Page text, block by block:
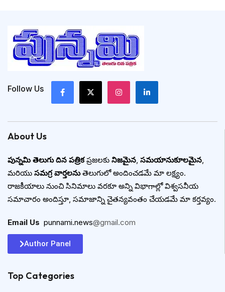
Follow Us
About Us
పున్నమి తెలుగు దిన పత్రికప్రజలకు నిజమైన, సమయానుకూలమైన,
మరియు సమగ్ర వార్తలనుతెలుగులో అందించడమే మా లక్ష్యం.
రాజకీయాలు నుంచి సినిమాలు వరకూ అన్ని విభాగాల్లో విశ్వసనీయ
సమాచారం అందిస్తూ, సమాజాన్ని చైతన్యవంతం చేయడమే మా కర్తవ్యం.
Email Us punnami.news@gmail.com
Author Panel
Top Categories​